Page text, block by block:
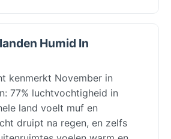
Humid In
kenmerkt November in
77% luchtvochtigheid in
land voelt muf en
druipt na regen, en zelfs